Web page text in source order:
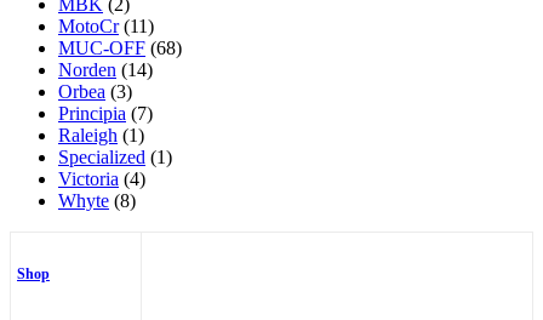
MotoCr (11)
MUC-OFF (68)
Norden (14)
Orbea (3)
Principia (7)
Raleigh (1)
Specialized (1)
Victoria (4)
Whyte (8)
Shop